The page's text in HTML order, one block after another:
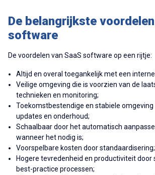
De belangrijkste
software
De voordelen van SaaS software op een rijtje:
Altijd en overal toegankelijk met een
Veilige omgeving die is voorzien van de
technieken en monitoring;
Toekomstbestendige en stabiele
updates en onderhoud;
Schaalbaar door het automatisch
wanneer het nodig is;
Voorspelbare kosten door standaardisering;
Hogere tevredenheid en productiviteit door
best-practice processen;